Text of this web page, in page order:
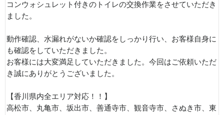
コンウォシュレット付きのトイレの交換作業をさせていただき
ました。
動作確認、水漏れがないか確認をしっかり行い、お客様自身に
も確認をしていただきました。
お客様には大変満足していただきました。今回はご依頼いただ
き誠にありがとうございました。
【香川県内全エリア対応！！】
高松市、丸亀市、坂出市、善通寺市、観音寺市、さぬき市、東